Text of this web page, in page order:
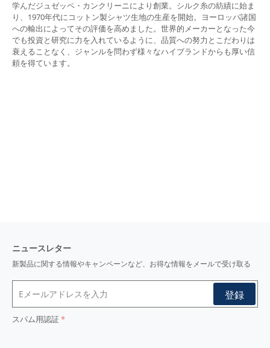
学んだジュゼッペ・カンクリーニにより創業。シルク糸の紡績に始ま
り、1970年代にコットン製シャツ生地の生産を開始。ヨーロッパ諸国
への輸出によってその評価を高めました。世界的メーカーとなった今
でも投資と研究に力を入れているように、品質への努力とこだわりは
衰えることなく、ジャンルを問わず様々なハイブランドからも厚い信
頼を得ています。
ニュースレター
新製品に関する情報やキャンペーンなど、お得な情報をメールで受け取る
スパム用認証